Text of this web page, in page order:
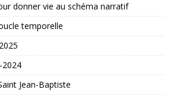
donner vie au schéma narratif
temporelle
Jean-Baptiste